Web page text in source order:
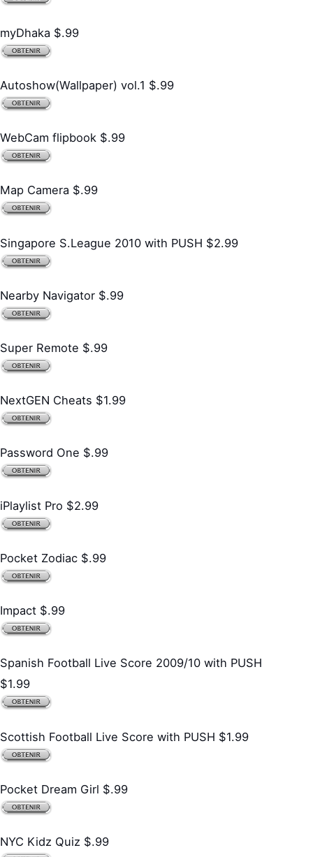
myDhaka $.99
Autoshow(Wallpaper) vol.1 $.99
WebCam flipbook $.99
Map Camera $.99
Singapore S.League 2010 with PUSH $2.99
Nearby Navigator $.99
Super Remote $.99
NextGEN Cheats $1.99
Password One $.99
iPlaylist Pro $2.99
Pocket Zodiac $.99
Impact $.99
Spanish Football Live Score 2009/10 with PUSH
$1.99
Scottish Football Live Score with PUSH $1.99
Pocket Dream Girl $.99
NYC Kidz Quiz $.99